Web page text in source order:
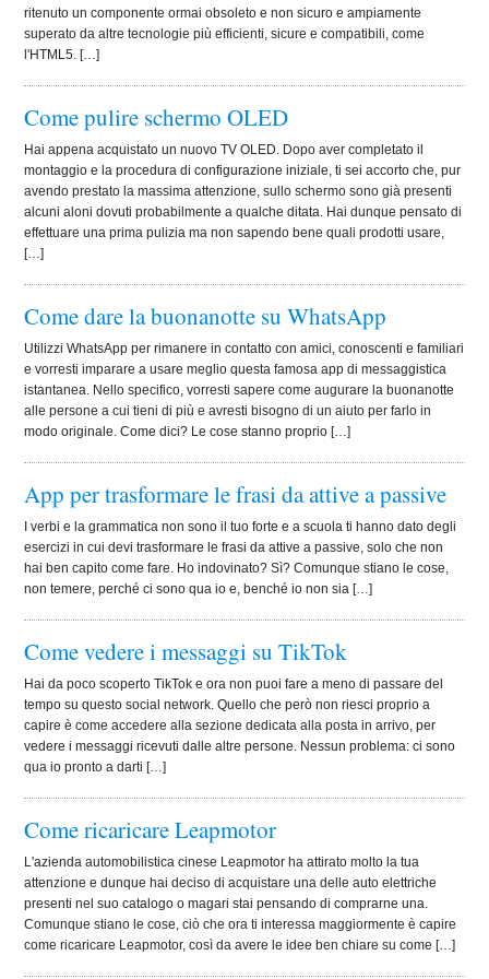
ritenuto un componente ormai obsoleto e non sicuro e ampiamente
superato da altre tecnologie più efficienti, sicure e compatibili, come
l'HTML5. […]
Come pulire schermo OLED
Hai appena acquistato un nuovo TV OLED. Dopo aver completato il
montaggio e la procedura di configurazione iniziale, ti sei accorto che, pur
avendo prestato la massima attenzione, sullo schermo sono già presenti
alcuni aloni dovuti probabilmente a qualche ditata. Hai dunque pensato di
effettuare una prima pulizia ma non sapendo bene quali prodotti usare,
[…]
Come dare la buonanotte su WhatsApp
Utilizzi WhatsApp per rimanere in contatto con amici, conoscenti e familiari
e vorresti imparare a usare meglio questa famosa app di messaggistica
istantanea. Nello specifico, vorresti sapere come augurare la buonanotte
alle persone a cui tieni di più e avresti bisogno di un aiuto per farlo in
modo originale. Come dici? Le cose stanno proprio […]
App per trasformare le frasi da attive a passive
I verbi e la grammatica non sono il tuo forte e a scuola ti hanno dato degli
esercizi in cui devi trasformare le frasi da attive a passive, solo che non
hai ben capito come fare. Ho indovinato? Sì? Comunque stiano le cose,
non temere, perché ci sono qua io e, benché io non sia […]
Come vedere i messaggi su TikTok
Hai da poco scoperto TikTok e ora non puoi fare a meno di passare del
tempo su questo social network. Quello che però non riesci proprio a
capire è come accedere alla sezione dedicata alla posta in arrivo, per
vedere i messaggi ricevuti dalle altre persone. Nessun problema: ci sono
qua io pronto a darti […]
Come ricaricare Leapmotor
L'azienda automobilistica cinese Leapmotor ha attirato molto la tua
attenzione e dunque hai deciso di acquistare una delle auto elettriche
presenti nel suo catalogo o magari stai pensando di comprarne una.
Comunque stiano le cose, ciò che ora ti interessa maggiormente è capire
come ricaricare Leapmotor, così da avere le idee ben chiare su come […]